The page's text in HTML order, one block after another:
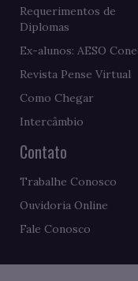
Requerimentos de
Diplomas
Ex-alunos: AESO
Revista Pense Virtual
Como Chegar
Intercâmbio
Contato
Trabalhe Conosco
Ouvidoria Online
Fale Conosco